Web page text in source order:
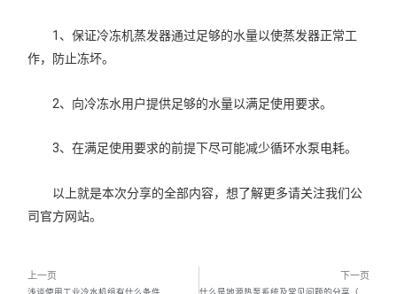
1、保证冷冻机蒸发器通过足够的水量以使蒸发器正常工
作，防止冻坏。
2、向冷冻水用户提供足够的水量以满足使用要求。
3、在满足使用要求的前提下尽可能减少循环水泵电耗。
以上就是本次分享的全部内容，想了解更多请关注我们公
司官方网站。
上一页 下一页